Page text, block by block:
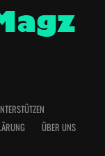
ÜBER UNS